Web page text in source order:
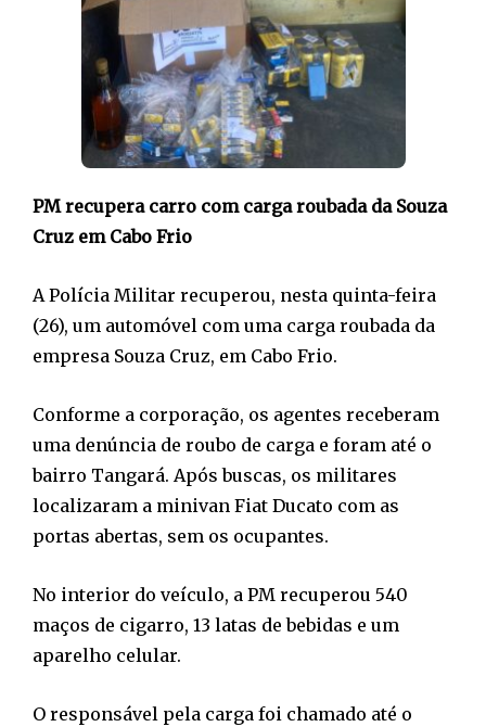
PM recupera carro com carga roubada da Souza
Cruz em Cabo Frio
A Polícia Militar recuperou, nesta quinta-feira
(26), um automóvel com uma carga roubada da
empresa Souza Cruz, em Cabo Frio.
Conforme a corporação, os agentes receberam
uma denúncia de roubo de carga e foram até o
bairro Tangará. Após buscas, os militares
localizaram a minivan Fiat Ducato com as
portas abertas, sem os ocupantes.
No interior do veículo, a PM recuperou 540
maços de cigarro, 13 latas de bebidas e um
aparelho celular.
O responsável pela carga foi chamado até o